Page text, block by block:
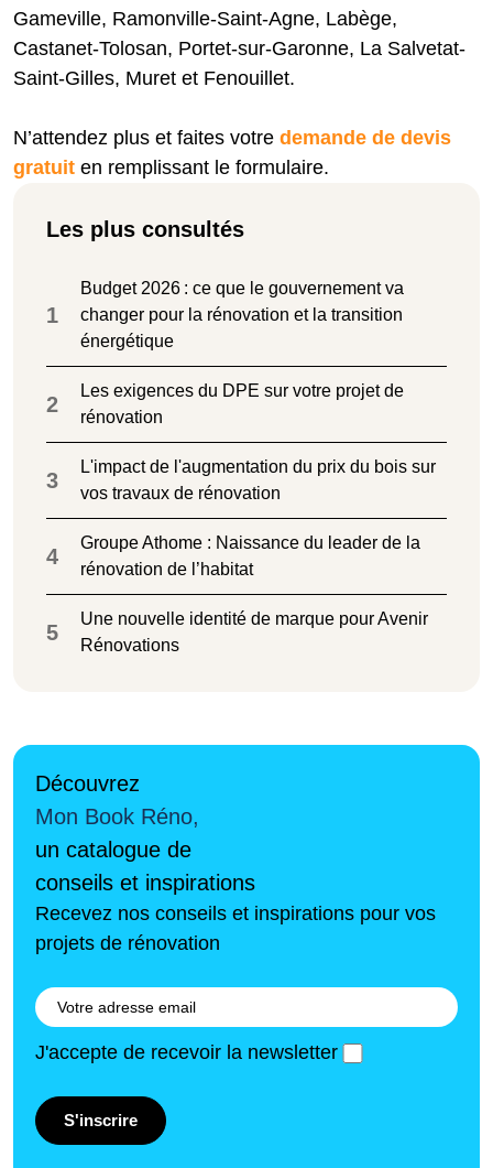
Gameville, Ramonville-Saint-Agne, Labège,
Castanet-Tolosan, Portet-sur-Garonne, La Salvetat-
Saint-Gilles, Muret et Fenouillet.
N’attendez plus et faites votre demande de devis
gratuit en remplissant le formulaire.
Les plus consultés
1
Budget 2026 : ce que le gouvernement va
changer pour la rénovation et la transition
énergétique
2
Les exigences du DPE sur votre projet de
rénovation
3
L'impact de l'augmentation du prix du bois sur
vos travaux de rénovation
4
Groupe Athome : Naissance du leader de la
rénovation de l’habitat
5
Une nouvelle identité de marque pour Avenir
Rénovations
Découvrez
Mon Book Réno,
un catalogue de
conseils et inspirations
Recevez nos conseils et inspirations pour vos
projets de rénovation
J'accepte de recevoir la newsletter
S'inscrire